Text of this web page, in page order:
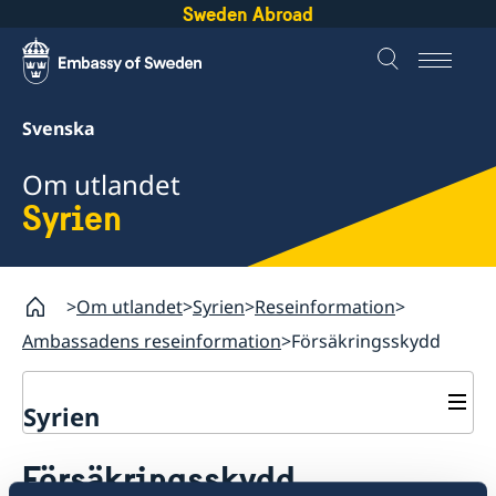
Sweden Abroad
Svenska
Om utlandet
Syrien
Om utlandet Syrien Reseinformation
Ambassadens reseinformation Försäkringsskydd
Syrien
Hjälp till svenskar i Syrien
Försäkringsskydd